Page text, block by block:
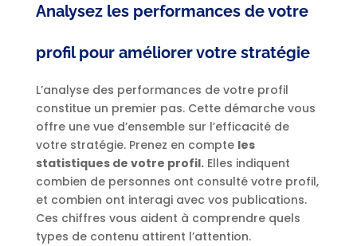
Analysez les performances de votre
profil pour améliorer votre stratégie
L’analyse des performances de votre profil
constitue un premier pas. Cette démarche vous
offre une vue d’ensemble sur l’efficacité de
votre stratégie. Prenez en compte les
statistiques de votre profil.Elles indiquent
combien de personnes ont consulté votre profil,
et combien ont interagi avec vos publications.
Ces chiffres vous aident à comprendre quels
types de contenu attirent l’attention.